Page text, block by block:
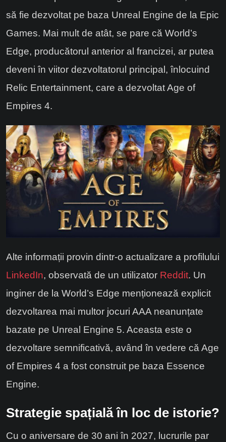
să fie dezvoltat pe baza Unreal Engine de la Epic
Games. Mai mult de atât, se pare că World’s
Edge, producătorul anterior al francizei, ar putea
deveni în viitor dezvoltatorul principal, înlocuind
Relic Entertainment, care a dezvoltat Age of
Empires 4.
Alte informații provin dintr-o actualizare a profilului
LinkedIn, observată de un utilizator Reddit. Un
inginer de la World’s Edge menționează explicit
dezvoltarea mai multor jocuri AAA neanunțate
bazate pe Unreal Engine 5. Aceasta este o
dezvoltare semnificativă, având în vedere că Age
of Empires 4 a fost construit pe baza Essence
Engine.
Strategie spațială în loc de istorie?
Cu o aniversare de 30 ani în 2027, lucrurile par